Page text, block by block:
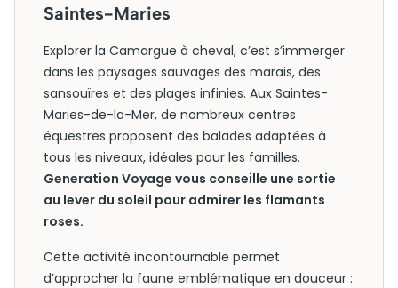
Saintes-Maries
Explorer la Camargue à cheval, c’est s’immerger
dans les paysages sauvages des marais, des
sansouïres et des plages infinies. Aux Saintes-
Maries-de-la-Mer, de nombreux centres
équestres proposent des balades adaptées à
tous les niveaux, idéales pour les familles.
Generation Voyage vous conseille une sortie
au lever du soleil pour admirer les flamants
roses.
Cette activité incontournable permet
d’approcher la faune emblématique en douceur :